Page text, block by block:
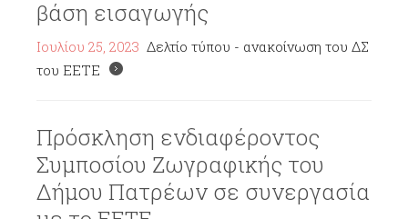
βάση εισαγωγής
Ιουλίου 25, 2023 Δελτίο τύπου - ανακοίνωση του ΔΣ
του ΕΕΤΕ
Πρόσκληση ενδιαφέροντος
Συμποσίου Ζωγραφικής του
Δήμου Πατρέων σε συνεργασία